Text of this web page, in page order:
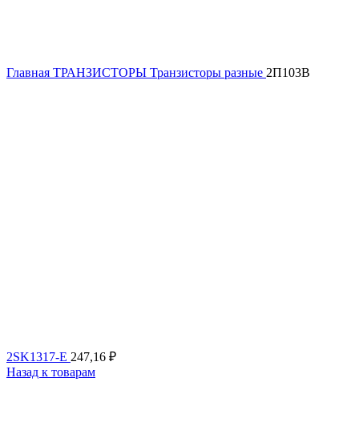
Главная ТРАНЗИСТОРЫ Транзисторы разные 2П103В
2SK1317-E 247,16 ₽
Назад к товарам